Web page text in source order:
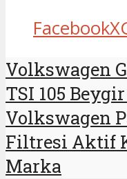
FacebookX
Volkswagen
TSI 105
Volkswagen
Filtresi Aktif
Marka